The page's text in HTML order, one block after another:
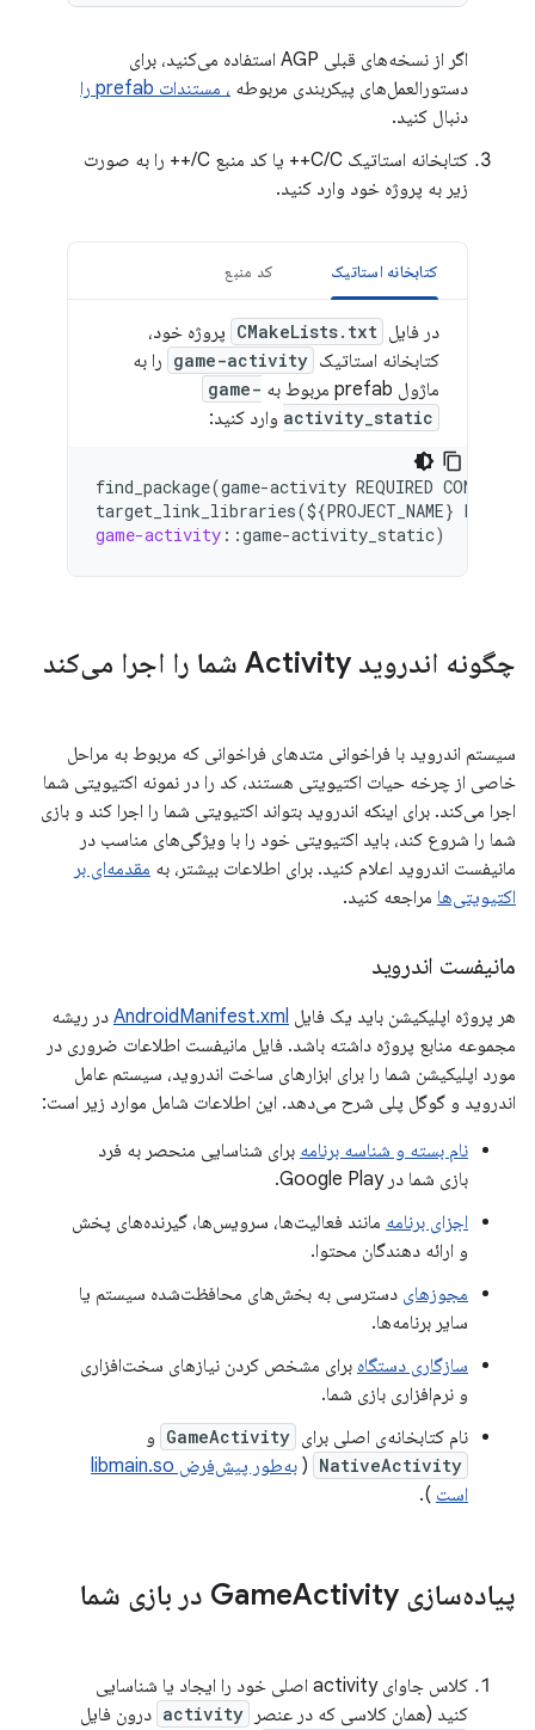
اگر از نسخه‌های قبلی AGP استفاده می‌کنید، برای
دستورالعمل‌های پیکربندی مربوطه ، مستندات prefab را
دنبال کنید.
کتابخانه استاتیک C/C++ یا کد منبع C/++ را به صورت
زیر به پروژه خود وارد کنید.
کتابخانه استاتیک کد منبع
در فایل CMakeLists.txt پروژه خود،
کتابخانه استاتیک game-activity را به
ماژول prefab مربوط به
game-
activity_static وارد کنید:
find_package(game-activity REQUIRED CONFIG)
target_link_libraries(${PROJECT_NAME} PUBLIC
game-activity ::game-activity_static
چگونه اندروید Activity شما را اجرا می‌کند
سیستم اندروید با فراخوانی متدهای فراخوانی که مربوط به مراحل
خاصی از چرخه حیات اکتیویتی هستند، کد را در نمونه اکتیویتی شما
اجرا می‌کند. برای اینکه اندروید بتواند اکتیویتی شما را اجرا کند و بازی
شما را شروع کند، باید اکتیویتی خود را با ویژگی‌های مناسب در
مانیفست اندروید اعلام کنید. برای اطلاعات بیشتر، به مقدمه‌ای بر
اکتیویتی‌ها مراجعه کنید.
مانیفست اندروید
هر پروژه اپلیکیشن باید یک فایل AndroidManifest.xml در ریشه
مجموعه منابع پروژه داشته باشد. فایل مانیفست اطلاعات ضروری در
مورد اپلیکیشن شما را برای ابزارهای ساخت اندروید، سیستم عامل
اندروید و گوگل پلی شرح می‌دهد. این اطلاعات شامل موارد زیر است:
نام بسته و شناسه برنامه برای شناسایی منحصر به فرد
بازی شما در Google Play.
اجزای برنامه مانند فعالیت‌ها، سرویس‌ها، گیرنده‌های پخش
و ارائه دهندگان محتوا.
مجوزهای دسترسی به بخش‌های محافظت‌شده سیستم یا
سایر برنامه‌ها.
سازگاری دستگاه برای مشخص کردن نیازهای سخت‌افزاری
و نرم‌افزاری بازی شما.
نام کتابخانه‌ی اصلی برای GameActivity و
NativeActivity
(
به‌طور پیش‌فرض libmain.so
است ).
پیاده‌سازی Game Activity در بازی شما
کلاس جاوای activity اصلی خود را ایجاد یا شناسایی
کنید (همان کلاسی که در عنصر
activity درون فایل